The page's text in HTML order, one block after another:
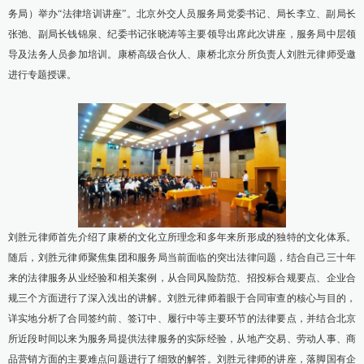
康桥出版
务局）举办“法律培训讲座”。北京外交人员服务局党委书记、局长李立、副局长
张弛、副局长钱锦泉、纪委书记张晓涛等主要领导出席此次讲座，服务局中层领
导及法务人员参加培训。康桥高级合伙人、康桥北京分所负责人刘胜元律师受邀
进行专题授课。
刘胜元律师首先介绍了康桥的文化立所理念和多年来所形成的独特的文化体系。
随后，刘胜元律师聚焦集团和服务局当前面临的突出法律问题，结合自己三十年
来的法律服务从业经验和相关案例，从合同风险防范、招投标合规要点、企业合
规三个方面进行了深入浅出的讲解。刘胜元律师着眼于合同审查的核心与目的，
详实地分析了合同签约前、签订中、履行中等主要环节的法律要点，并结合北京
所近段时间以来为服务局提供法律服务的实际经验，从地产交易、劳动人事、商
品营销方面的主要难点问题进行了细致的解答。刘胜元律师的讲座，落脚国有企